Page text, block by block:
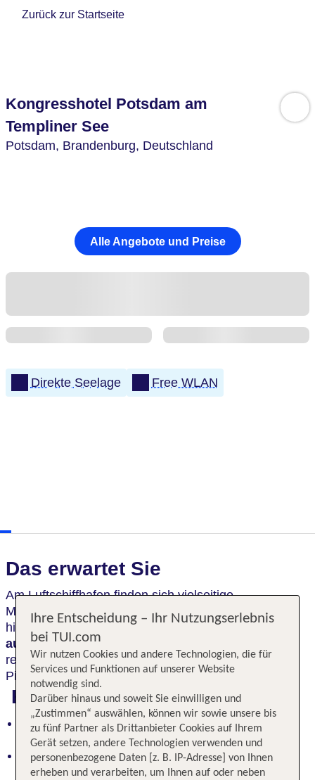
Zurück zur Startseite
Kongresshotel Potsdam am
Templiner See
Potsdam, Brandenburg, Deutschland
Alle Angebote und Preise
Direkte Seelage Free WLAN
Das erwartet Sie
Am Luftschiffhafen finden sich vielseitige
Möglichkeiten, an einem modernen und zugleich
historischen Ort. Es erwartet die Gäste ein Hotel
außergewöhnlichen Ambiente
reizvollenWald- und Seenlandschaftder
Pirschheide, direkt am Ufer des Templiner Sees.
Highlights
Vielseitige Möglichkeiten am Luftschiffhafen
erleben
Außergewöhnliches Ambiente in reizvoller Wald-
und Seenlandschaft
Ihre Entscheidung – Ihr Nutzungserlebnis
bei TUI.com
Wir nutzen Cookies und andere Technologien, die für
Services und Funktionen auf unserer Website
notwendig sind.
Darüber hinaus und soweit Sie einwilligen und
„Zustimmen“ auswählen, können wir sowie unsere bis
zu fünf Partner als Drittanbieter Cookies auf Ihrem
Gerät setzen, andere Technologien verwenden und
personenbezogene Daten [z. B. IP-Adresse] von Ihnen
erheben und verarbeiten, um Ihnen auf oder neben